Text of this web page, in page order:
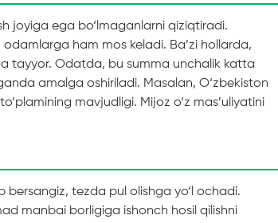
joyiga ega bo‘lmaganlarni qiziqtiradi.
ham mos keladi. Ba’zi hollarda,
tayyor. Odatda, bu summa unchalik katta
amalga oshiriladi. Masalan, O‘zbekiston
mavjudligi. Mijoz o‘z mas’uliyatini
tezda pul olishga yo‘l ochadi.
manbai borligiga ishonch hosil qilishni